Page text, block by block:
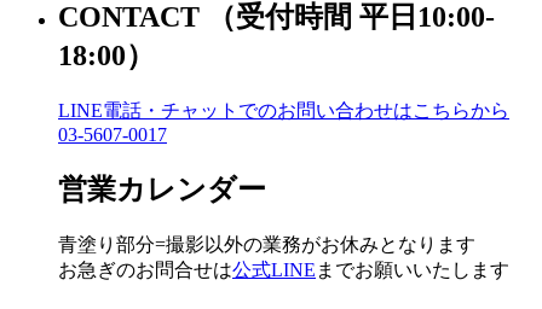
CONTACT
（受付時間 平日10:00-
18:00）
LINE電話・チャットでのお問い合わせはこちらから
03-5607-0017
営業カレンダー
青塗り 部分=撮影以外の業務がお休みとなります
お急ぎのお問合せは公式LINE までお願いいたします